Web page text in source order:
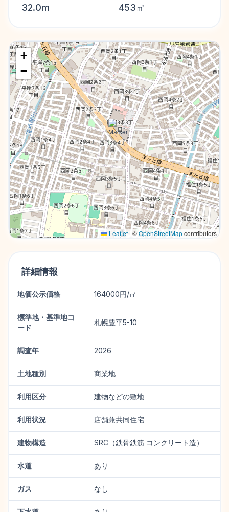
32.0m 453㎡
+
−
Leaflet | ©OpenStreetMapcontributors
詳細情報
地価公示価格 164000円/㎡
標準地・基準地コ
ード
札幌豊平5-10
調査年 2026
土地種別 商業地
利用区分 建物などの敷地
利用状況 店舗兼共同住宅
建物構造 SRC（鉄骨鉄筋 コンクリート造）
水道 あり
ガス なし